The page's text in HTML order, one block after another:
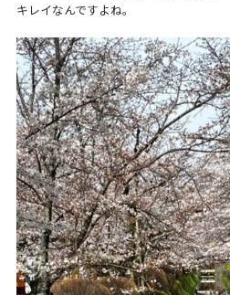
キレイなんですよね。